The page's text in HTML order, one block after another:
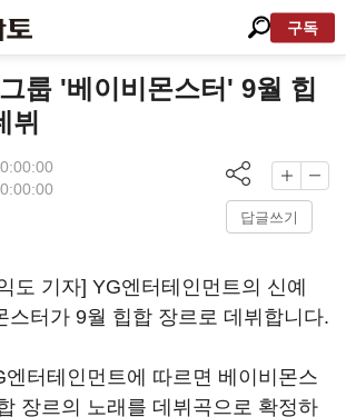
구독
룹 '베이비몬스터' 9월 힙
뷔
답글쓰기
도 기자] YG엔터테인먼트의 신예
스터가 9월 힙합 장르로 데뷔합니다.
엔터테인먼트에 따르면 베이비몬스
장르의 노래를 데뷔곡으로 확정하